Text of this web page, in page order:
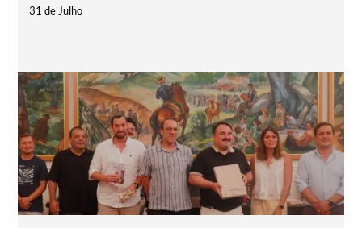
de trabalhos de manutenção preventiva e conservação
31 de Julho